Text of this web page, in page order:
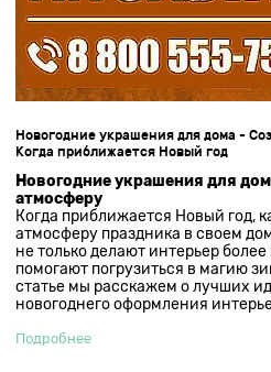
Новогодние украшения для дома -
Когда приближается Новый год
Новогодние украшения для
атмосферу
Когда приближается Новый год,
атмосферу праздника в своем
не только делают интерьер
помогают погрузиться в магию
статье мы расскажем о лучших
новогоднего оформления
Подробнее